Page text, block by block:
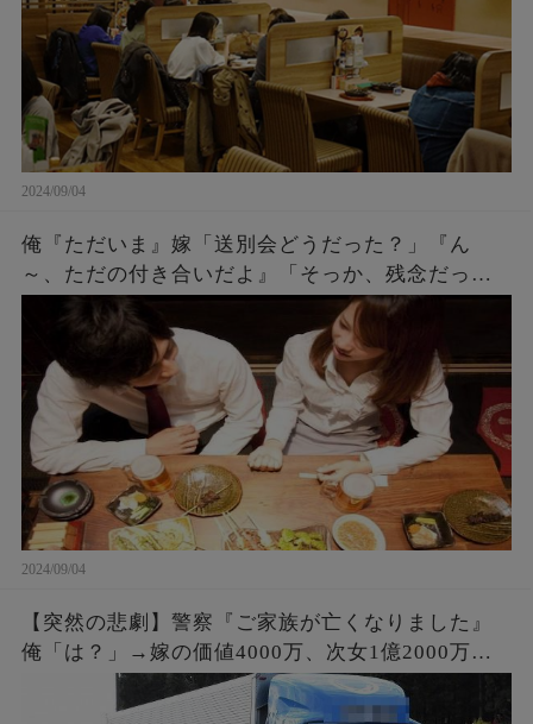
2024/09/04
俺『ただいま』嫁「送別会どうだった？」『ん
～、ただの付き合いだよ』「そっか、残念だった
ね。何度もチャンスをあげたのに^^」『え？』 →
実は・・・
2024/09/04
【突然の悲劇】警察『ご家族が亡くなりました』
俺「は？」→嫁の価値4000万、次女1億2000万。
事故で6人の家族と引換えに大金GET。俺「会社辞
めさせて貰うわ」